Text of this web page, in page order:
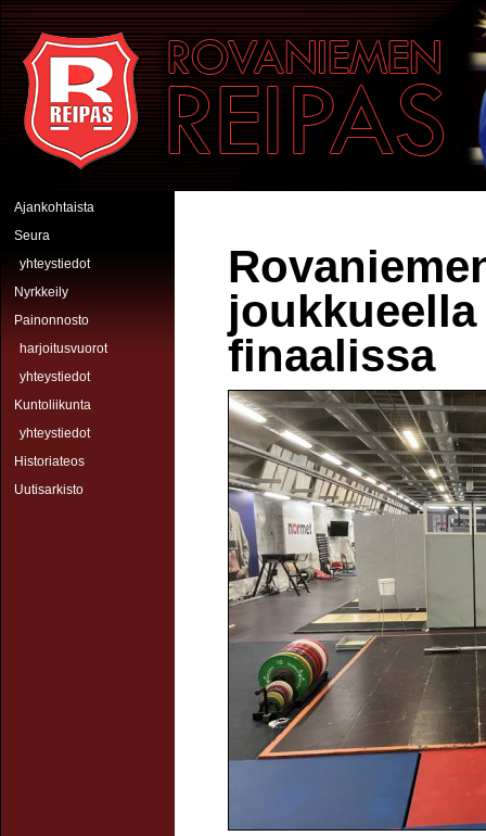
Hyppää pääsisältöön
Rovaniemen Reipas
Ajankohtaista
Seura
yhteystiedot
Nyrkkeily
Painonnosto
harjoitusvuorot
yhteystiedot
Kuntoliikunta
yhteystiedot
Historiateos
Uutisarkisto
finaalissa